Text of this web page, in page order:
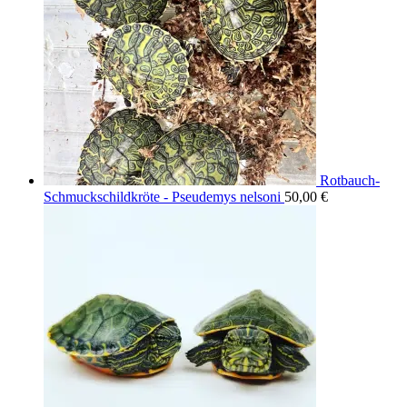
Rotbauch-
Schmuckschildkröte - Pseudemys nelsoni 50,00 €